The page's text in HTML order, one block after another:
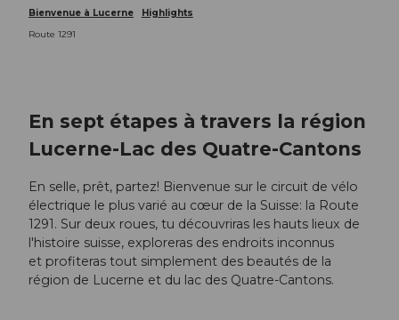
Bienvenue à Lucerne
Highlights
Route 1291
En sept étapes à travers la région
Lucerne-Lac des Quatre-Cantons
En selle, prêt, partez! Bienvenue sur le circuit de vélo
électrique le plus varié au cœur de la Suisse: la Route
1291. Sur deux roues, tu découvriras les hauts lieux de
l'histoire suisse, exploreras des endroits inconnus
et profiteras tout simplement des beautés de la
région de Lucerne et du lac des Quatre-Cantons.